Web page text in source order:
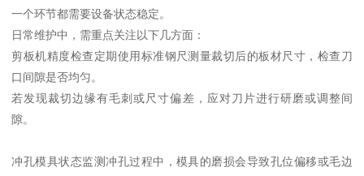
一个环节都需要设备状态稳定。
日常维护中，需重点关注以下几方面：
剪板机精度检查定期使用标准钢尺测量裁切后的板材尺寸，检查刀
口间隙是否均匀。
若发现裁切边缘有毛刺或尺寸偏差，应对刀片进行研磨或调整间
隙。
冲孔模具状态监测冲孔过程中，模具的磨损会导致孔位偏移或毛边